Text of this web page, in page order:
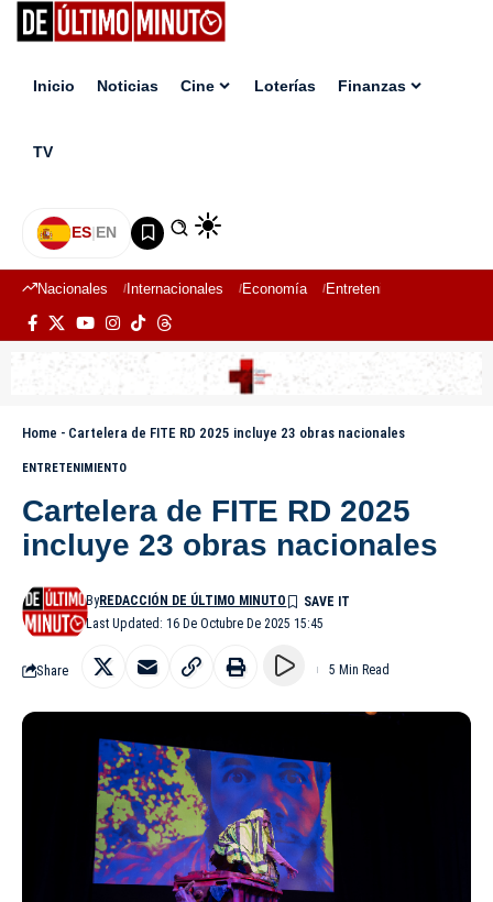
Inicio Noticias Cine Loterías Finanzas
TV
ES|EN
Nacionales Internacionales Economía Entretenimiento
Home - Cartelera de FITE RD 2025 incluye 23 obras nacionales
ENTRETENIMIENTO
Cartelera de FITE RD 2025
incluye 23 obras nacionales
Last Updated: 16 De Octubre De 2025 15:45
ByREDACCIÓN DE ÚLTIMO MINUTO
Share 5 Min Read